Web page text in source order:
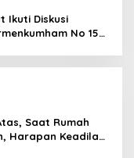
Ikuti Diskusi
No 15
Saat Rumah
Harapan Keadilan